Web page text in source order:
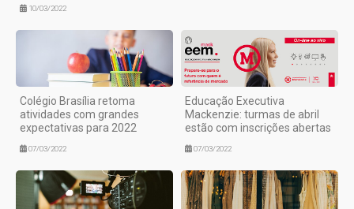
10/03/2022
Colégio Brasília retoma
atividades com grandes
expectativas para 2022
07/03/2022
Educação Executiva
Mackenzie: turmas de abril
estão com inscrições abertas
07/03/2022